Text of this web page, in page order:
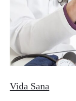
Vida Sana